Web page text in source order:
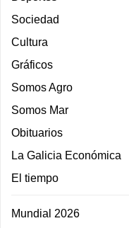
Sociedad
Cultura
Gráficos
Somos Agro
Somos Mar
Obituarios
La Galicia Económica
El tiempo
Mundial 2026